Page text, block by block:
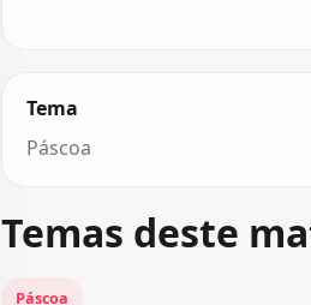
Tema
Páscoa
Temas deste
Páscoa